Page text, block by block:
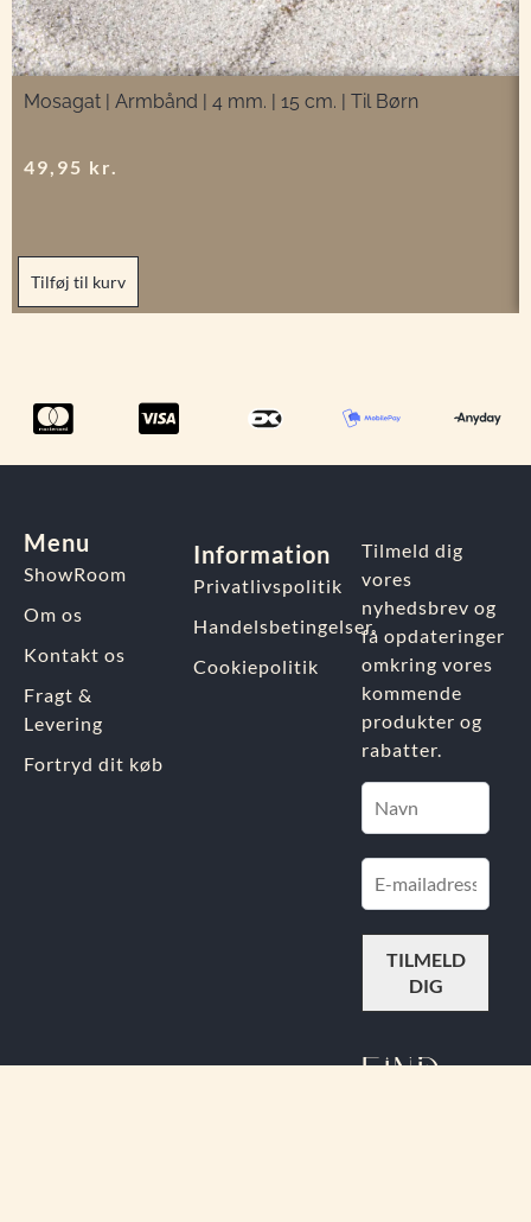
Mosagat | Armbånd | 4 mm. | 15 cm. | Til Børn
49,95 kr.
Tilføj til kurv
Menu
ShowRoom
Om os
Kontakt os
Fragt &
Levering
Fortryd dit køb
Information
Privatlivspolitik
Handelsbetingelser
Cookiepolitik
Tilmeld dig
vores
nyhedsbrev og
få opdateringer
omkring vores
kommende
produkter og
rabatter.
FIND